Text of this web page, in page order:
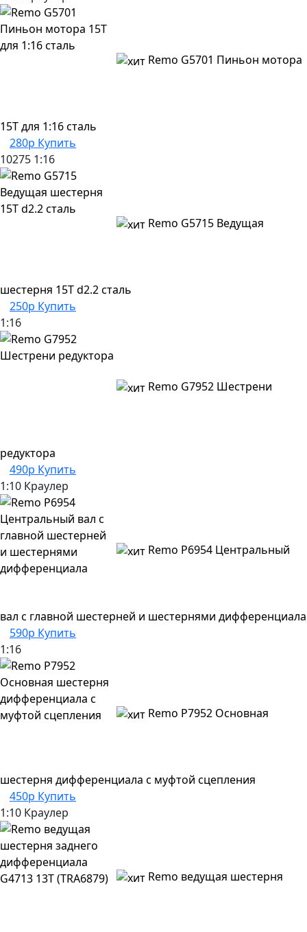
Remo G5701 Пиньон мотора
15T для 1:16 сталь
280р Купить
10275 1:16
Remo G5715 Ведущая
шестерня 15T d2.2 сталь
250р Купить
1:16
Remo G7952 Шестрени
редуктора
490р Купить
1:10 Краулер
Remo P6954 Центральный
вал с главной шестерней и шестернями дифференциала
590р Купить
1:16
Remo P7952 Основная
шестерня дифференциала с муфтой сцепления
450р Купить
1:10 Краулер
Remo ведущая шестерня